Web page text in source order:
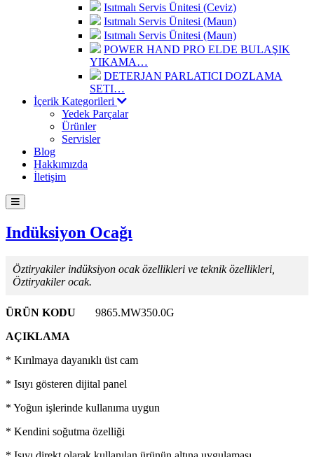
Isıtmalı Servis Ünitesi (Ceviz)
Isıtmalı Servis Ünitesi (Maun)
Isıtmalı Servis Ünitesi (Maun)
POWER HAND PRO ELDE BULAŞIK
YIKAMA…
DETERJAN PARLATICI DOZLAMA
SETI…
İçerik Kategorileri
Yedek Parçalar
Ürünler
Servisler
Blog
Hakkımızda
İletişim
Indüksiyon Ocağı
Öztiryakiler indüksiyon ocak özellikleri ve teknik özellikleri,
Öztiryakiler ocak.
ÜRÜN KODU
9865.MW350.0G
AÇIKLAMA
* Kırılmaya dayanıklı üst cam
* Isıyı gösteren dijital panel
* Yoğun işlerinde kullanıma uygun
* Kendini soğutma özelliği